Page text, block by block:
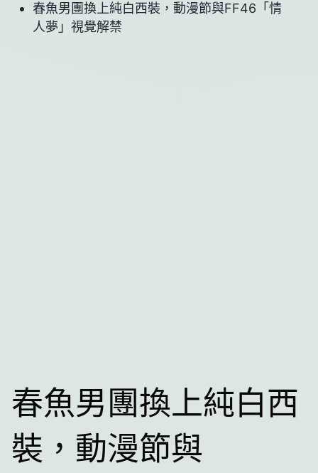
春魚男團換上純白西裝，動漫節與FF46「情
人夢」視覺解禁
春魚男團換上純白西
裝，動漫節與